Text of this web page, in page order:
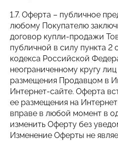
1.7. Оферта – публичное
любому Покупателю
договор купли-продажи
публичной в силу пункта 2
кодекса Российской
неограниченному кругу
размещения Продавцом в
Интернет-сайте. Оферта
ее размещения на
вправе в любой момент в
изменить Оферту без
Изменение Оферты не